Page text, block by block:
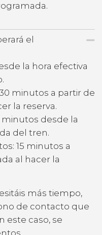
el
la hora efectiva
minutos a partir de
la reserva.
minutos desde la
del tren.
15 minutos a
al hacer la
más tiempo,
de contacto que
este caso, se